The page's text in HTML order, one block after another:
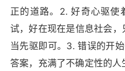
正的道路。2. 好奇心驱使
试，好在现在是信息社会，
当先驱即可。3. 错误的开
答案，充满了不确定性的人